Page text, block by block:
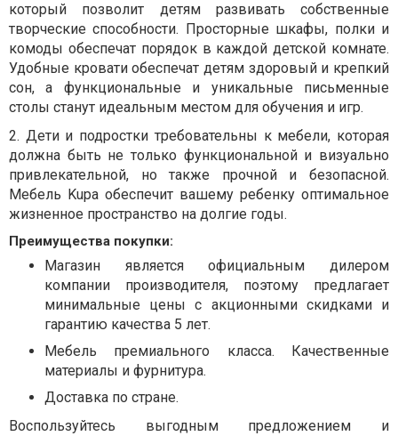
который позволит детям развивать собственные
творческие способности. Просторные шкафы, полки и
комоды обеспечат порядок в каждой детской комнате.
Удобные кровати обеспечат детям здоровый и крепкий
сон, а функциональные и уникальные письменные
столы станут идеальным местом для обучения и игр.
2. Дети и подростки требовательны к мебели, которая
должна быть не только функциональной и визуально
привлекательной, но также прочной и безопасной.
Мебель Kupa обеспечит вашему ребенку оптимальное
жизненное пространство на долгие годы.
Преимущества покупки:
Магазин является официальным дилером
компании производителя, поэтому предлагает
минимальные цены с акционными скидками и
гарантию качества 5 лет.
Мебель премиального класса. Качественные
материалы и фурнитура.
Доставка по стране.
Воспользуйтесь выгодным предложением и